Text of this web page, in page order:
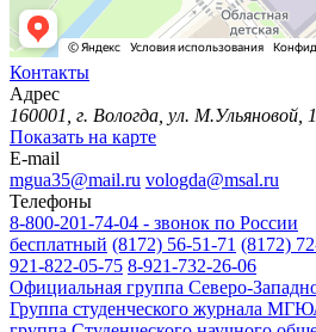
Контакты
Адрес
160001, г. Вологда, ул. М.Ульяновой,
Показать на карте
E-mail
mgua35@mail.ru vologda@msal.ru
Телефоны
8-800-201-74-04 - звонок по России
бесплатный (8172) 56-51-71 (8172)
921-822-05-75 8-921-732-26-06
Официальная группа Северо-
Группа студенческого журнала